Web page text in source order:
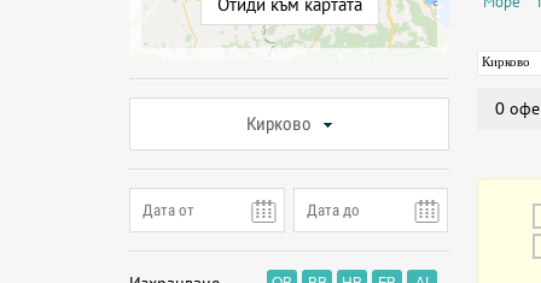
Отиди към картата
Кирково
Кирково
0